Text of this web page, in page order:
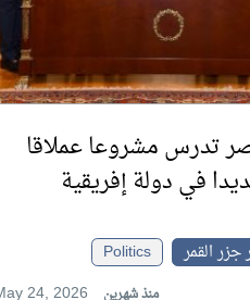
تدرس مشروعا عملاقا
في دولة إفريقية
جزر القمر
Politics
24, 2026
منذ شهرين